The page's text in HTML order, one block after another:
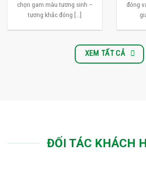
chọn gam màu tương sinh –
tương khắc đóng [...]
đóng
XEM TẤT CẢ
ĐỐI TÁC KHÁCH